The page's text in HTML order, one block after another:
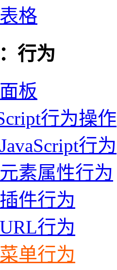
格
行为
板
行为操作
行为
素属性行为
件行为
行为
单行为